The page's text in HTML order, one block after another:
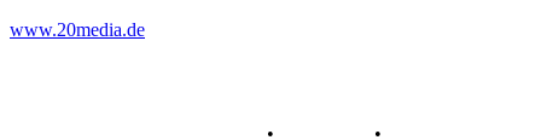
www.20media.de
• •